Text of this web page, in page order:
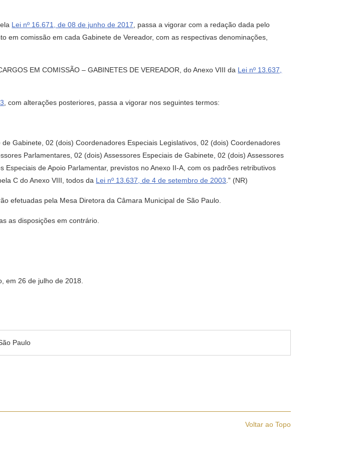
Lei nº 16.671, de 08 de junho de 2017 , passa a vigorar com a redação dada pelo
comissão em cada Gabinete de Vereador, com as respectivas denominações,
EM COMISSÃO – GABINETES DE VEREADOR, do Anexo VIII da Lei nº 13.637,
, com alterações posteriores, passa a vigorar nos seguintes termos:
Gabinete, 02 (dois) Coordenadores Especiais Legislativos, 02 (dois) Coordenadores
Parlamentares, 02 (dois) Assessores Especiais de Gabinete, 02 (dois) Assessores
de Apoio Parlamentar, previstos no Anexo II-A, com os padrões retributivos
C do Anexo VIII, todos da Lei nº 13.637, de 4 de setembro de 2003 .” (NR)
efetuadas pela Mesa Diretora da Câmara Municipal de São Paulo.
as disposições em contrário.
em 26 de julho de 2018.
Paulo
Voltar ao Topo